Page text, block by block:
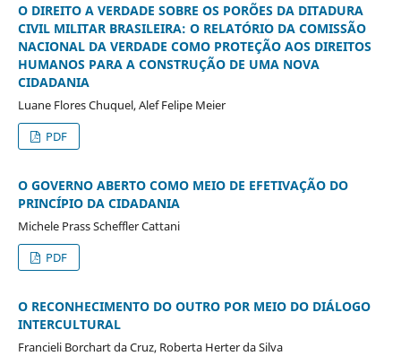
O DIREITO A VERDADE SOBRE OS PORÕES DA DITADURA
CIVIL MILITAR BRASILEIRA: O RELATÓRIO DA COMISSÃO
NACIONAL DA VERDADE COMO PROTEÇÃO AOS DIREITOS
HUMANOS PARA A CONSTRUÇÃO DE UMA NOVA
CIDADANIA
Luane Flores Chuquel, Alef Felipe Meier
PDF
O GOVERNO ABERTO COMO MEIO DE EFETIVAÇÃO DO
PRINCÍPIO DA CIDADANIA
Michele Prass Scheffler Cattani
PDF
O RECONHECIMENTO DO OUTRO POR MEIO DO DIÁLOGO
INTERCULTURAL
Francieli Borchart da Cruz, Roberta Herter da Silva